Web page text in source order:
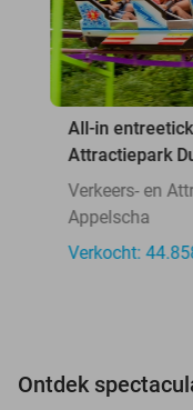
All-in
Attractiepark
Verkeers- en
Appelscha
Verkocht:
Ontdek